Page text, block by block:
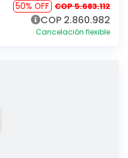
50% OFF COP 5.683.112
COP 2.860.982
Cancelación flexible